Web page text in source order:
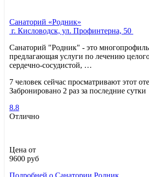
Санаторий «Родник»
г. Кисловодск, ул. Профинтерна, 50
Санаторий "Родник" - это
предлагающая услуги по лечению
сердечно-сосудистой, …
7 человек сейчас просматривают этот
Забронировано 2 раз за последние сутки
8.8
Отлично
Цена от
9600 руб
Подробней о Санатории Родник